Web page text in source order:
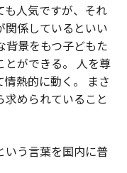
も人気ですが、それ
関係しているといい
背景をもつ子どもた
とができる。 人を尊
熱的に動く。 まさ
められていること
いう言葉を国内に普